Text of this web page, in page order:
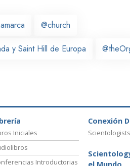
@church
y Saint Hill de Europa
Iniciales
Introductorias
Conexión